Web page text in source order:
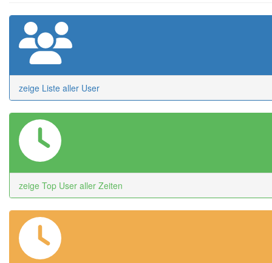
zeige Liste aller User
zeige Top User aller Zeiten